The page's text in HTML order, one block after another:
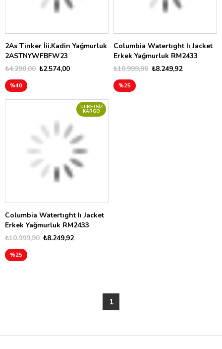
2As Tinker İii.Kadin Yağmurluk
2ASTNYWFBFW23
₺2.574,00
₺4.290,00
%40
Columbia Watertıght Iı Jacket
Erkek Yağmurluk RM2433
₺8.249,92
₺10.999,90
%25
Columbia Watertıght Iı Jacket
Erkek Yağmurluk RM2433
₺8.249,92
₺10.999,90
%25
ÜCRETSIZ
KARGO
1